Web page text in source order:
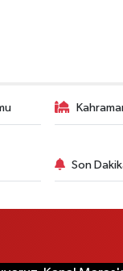
Son